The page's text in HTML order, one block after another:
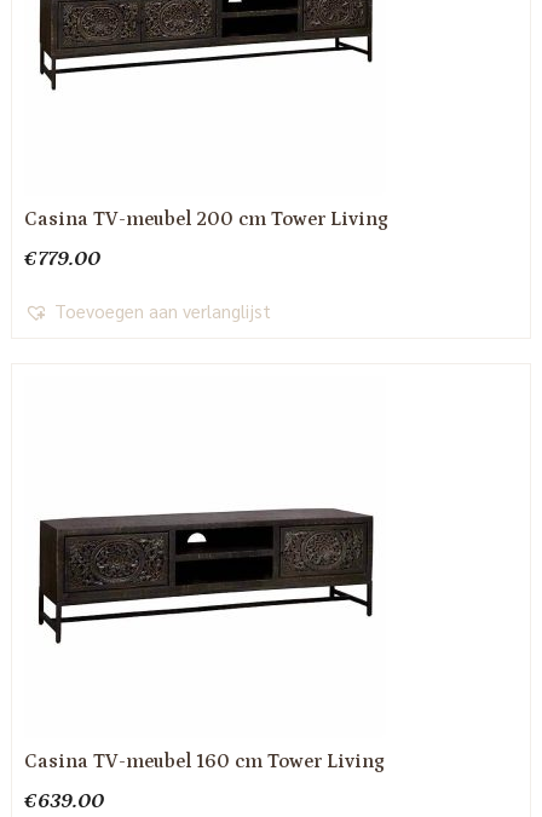
Casina TV-meubel 200 cm Tower Living
€779.00
Toevoegen aan verlanglijst
Casina TV-meubel 160 cm Tower Living
€639.00